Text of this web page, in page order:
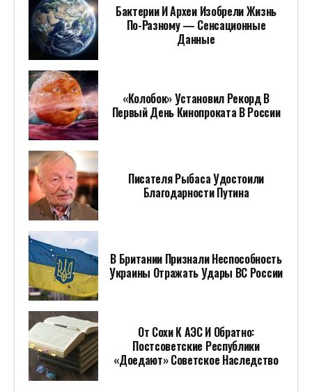
Бактерии И Археи Изобрели Жизнь
По-Разному — Сенсационные
Данные
«Колобок» Установил Рекорд В
Первый День Кинопроката В России
Писателя Рыбаса Удостоили
Благодарности Путина
В Британии Признали Неспособность
Украины Отражать Удары ВС России
От Сохи К АЭС И Обратно:
Постсоветские Республики
«доедают» Советское Наследство